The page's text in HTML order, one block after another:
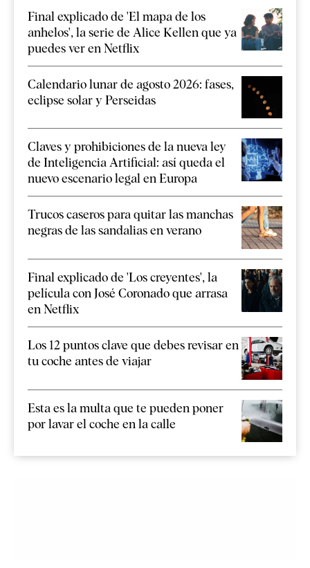
Final explicado de 'El mapa de los
anhelos', la serie de Alice Kellen que ya
puedes ver en Netflix
Calendario lunar de agosto 2026: fases,
eclipse solar y Perseidas
Claves y prohibiciones de la nueva ley
de Inteligencia Artificial: así queda el
nuevo escenario legal en Europa
Trucos caseros para quitar las manchas
negras de las sandalias en verano
Final explicado de 'Los creyentes', la
película con José Coronado que arrasa
en Netflix
Los 12 puntos clave que debes revisar en
tu coche antes de viajar
Esta es la multa que te pueden poner
por lavar el coche en la calle